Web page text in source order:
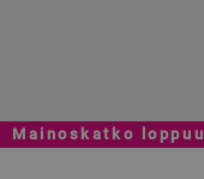
Mainoskatko loppuu